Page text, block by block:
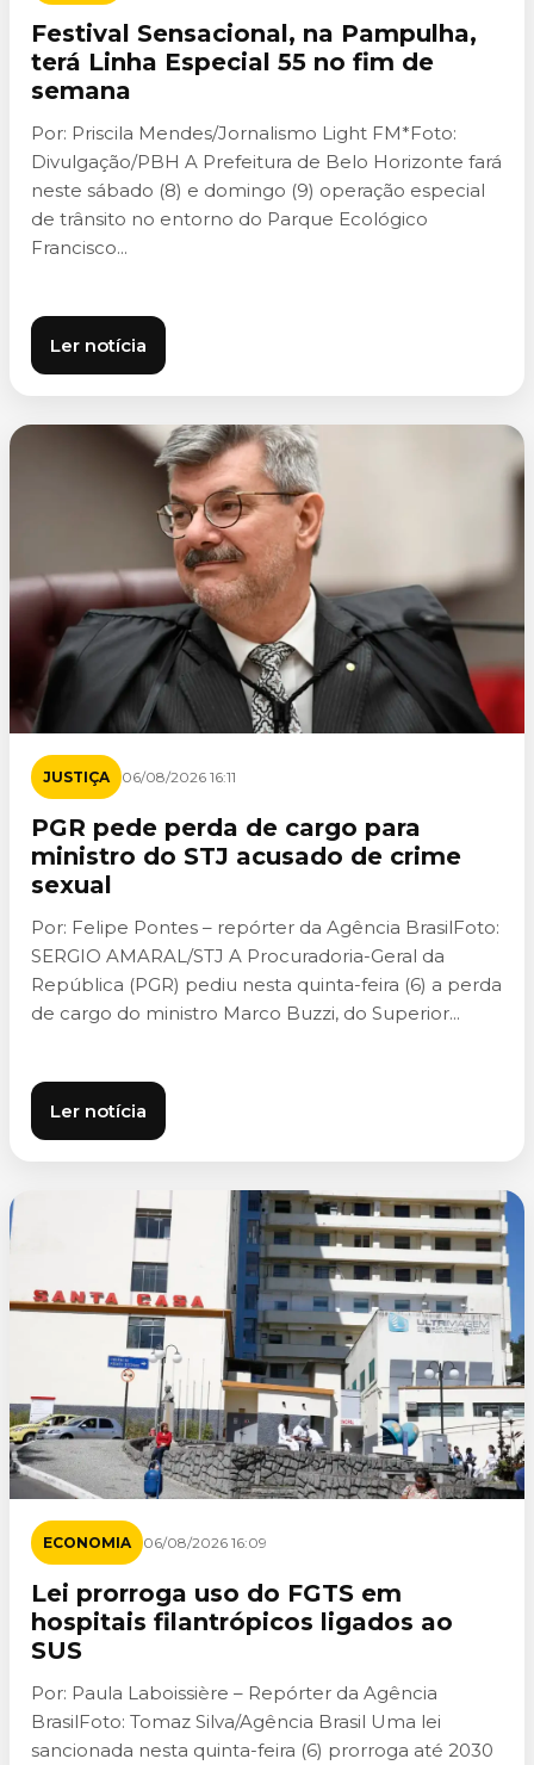
Festival Sensacional, na Pampulha,
terá Linha Especial 55 no fim de
semana
Por: Priscila Mendes/Jornalismo Light FM*Foto:
Divulgação/PBH A Prefeitura de Belo Horizonte fará
neste sábado (8) e domingo (9) operação especial
de trânsito no entorno do Parque Ecológico
Francisco...
Ler notícia
JUSTIÇA 06/08/2026 16:11
PGR pede perda de cargo para
ministro do STJ acusado de crime
sexual
Por: Felipe Pontes – repórter da Agência BrasilFoto:
SERGIO AMARAL/STJ A Procuradoria-Geral da
República (PGR) pediu nesta quinta-feira (6) a perda
de cargo do ministro Marco Buzzi, do Superior...
Ler notícia
ECONOMIA 06/08/2026 16:09
Lei prorroga uso do FGTS em
hospitais filantrópicos ligados ao
SUS
Por: Paula Laboissière – Repórter da Agência
BrasilFoto: Tomaz Silva/Agência Brasil Uma lei
sancionada nesta quinta-feira (6) prorroga até 2030